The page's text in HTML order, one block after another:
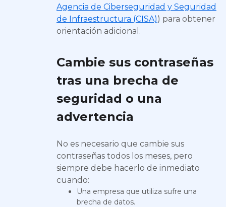
Agencia de Ciberseguridad y Seguridad
de Infraestructura (CISA)) para obtener
orientación adicional.
Cambie sus contraseñas
tras una brecha de
seguridad o una
advertencia
No es necesario que cambie sus
contraseñas todos los meses, pero
siempre debe hacerlo de inmediato
cuando:
Una empresa que utiliza sufre una
brecha de datos.